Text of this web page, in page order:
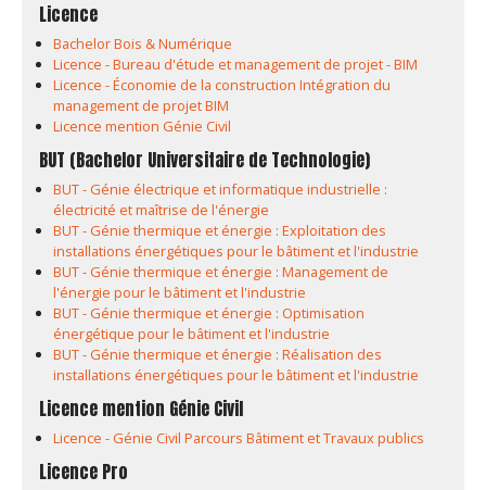
Licence
Bachelor Bois & Numérique
Licence - Bureau d'étude et management de projet - BIM
Licence - Économie de la construction Intégration du
management de projet BIM
Licence mention Génie Civil
BUT (Bachelor Universitaire de Technologie)
BUT - Génie électrique et informatique industrielle :
électricité et maîtrise de l'énergie
BUT - Génie thermique et énergie : Exploitation des
installations énergétiques pour le bâtiment et l'industrie
BUT - Génie thermique et énergie : Management de
l'énergie pour le bâtiment et l'industrie
BUT - Génie thermique et énergie : Optimisation
énergétique pour le bâtiment et l'industrie
BUT - Génie thermique et énergie : Réalisation des
installations énergétiques pour le bâtiment et l'industrie
Licence mention Génie Civil
Licence - Génie Civil Parcours Bâtiment et Travaux publics
Licence Pro